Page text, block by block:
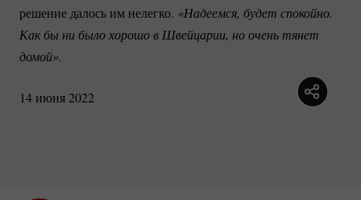
решение далось им нелегко. «Надеемся, будет спокойно.
Как бы ни было хорошо в Швейцарии, но очень тянет
домой».
14 июня 2022